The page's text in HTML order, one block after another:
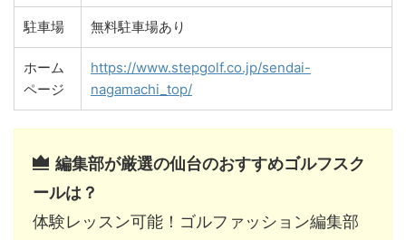
駐車場 無料駐車場あり
ホーム
ページ
https://www.stepgolf.co.jp/sendai-
nagamachi_top/
編集部が厳選の仙台のおすすめゴルフスク
ールは？
体験レッスン可能！ゴルファッション編集部